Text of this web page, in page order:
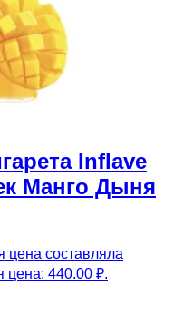
Inflave
Манго Дыня
цена составляла
цена: 440.00 ₽.